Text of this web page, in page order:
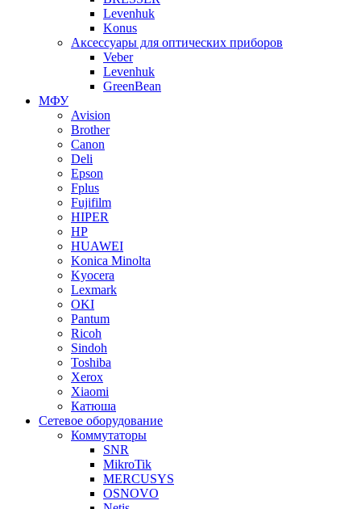
Levenhuk
Konus
Аксессуары для оптических приборов
Veber
Levenhuk
GreenBean
МФУ
Avision
Brother
Canon
Deli
Epson
Fplus
Fujifilm
HIPER
HP
HUAWEI
Konica Minolta
Kyocera
Lexmark
OKI
Pantum
Ricoh
Sindoh
Toshiba
Xerox
Xiaomi
Катюша
Сетевое оборудование
Коммутаторы
SNR
MikroTik
MERCUSYS
OSNOVO